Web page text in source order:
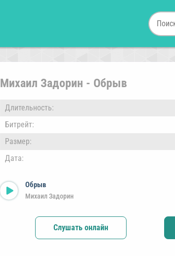
Михаил Задорин - Обрыв
Длительность:
Битрейт:
Размер:
Дата:
Обрыв
Михаил Задорин
Слушать онлайн